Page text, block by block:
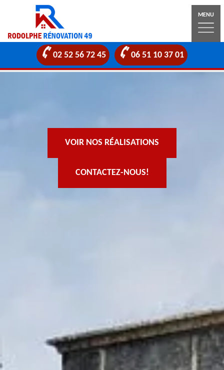
MENU
02 52 56 72 45 06 51 10 37 01
VOIR NOS RÉALISATIONS
CONTACTEZ-NOUS!